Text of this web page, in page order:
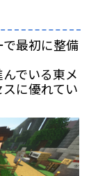
最初に整備
でいる東メ
に優れてい